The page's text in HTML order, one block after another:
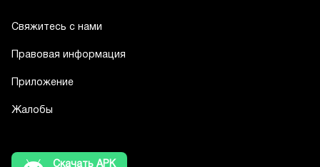
Свяжитесь с нами
Правовая информация
Приложение
Жалобы
Скачать APK